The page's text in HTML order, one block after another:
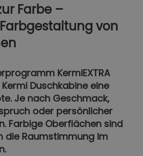
Farbe –
von
KermiEXTRA
Duschkabine eine
Je nach Geschmack,
oder persönlicher
Farbige Oberflächen sind
die Raumstimmung im